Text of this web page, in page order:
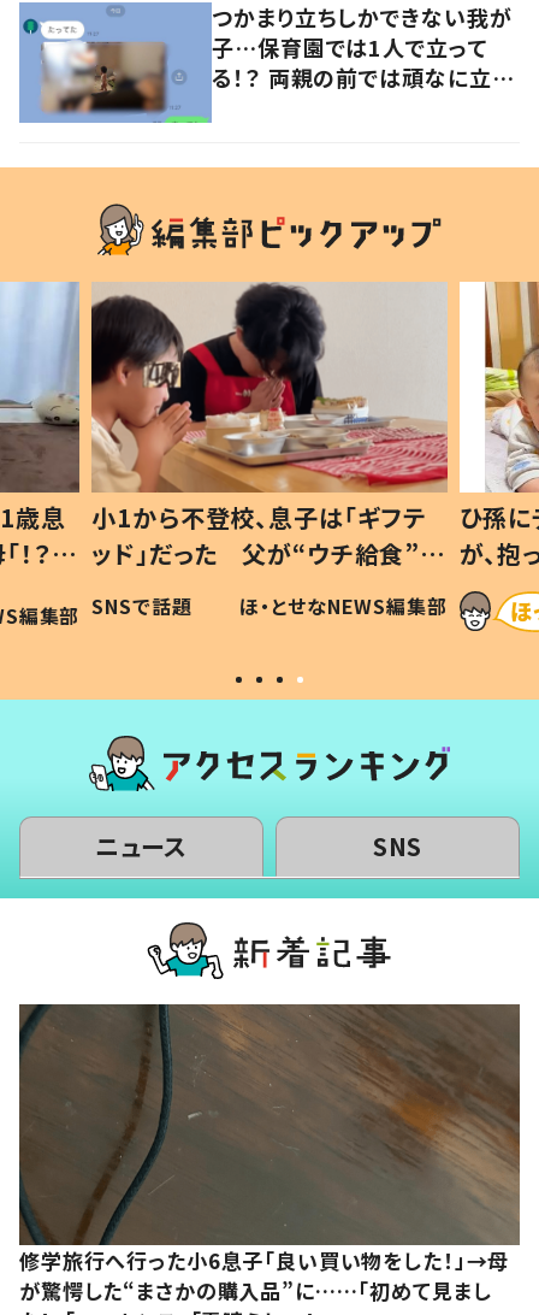
つかまり立ちしかできない我が
子…保育園では1人で立って
る！？ 両親の前では頑なに立た
歳息
？」
編集部
小1から不登校、息子は「ギフテ
ッド」だった 父が“ウチ給食”を
作り続ける理由とは #令和の親
#令和の子
SNSで話題 ほ・とせなNEWS編集部
ひ孫
が、
「涙が
い」
ニュース SNS
修学旅行へ行った小6息子「良い買い物をした！」→母
が驚愕した“まさかの購入品”に……「初めて見まし